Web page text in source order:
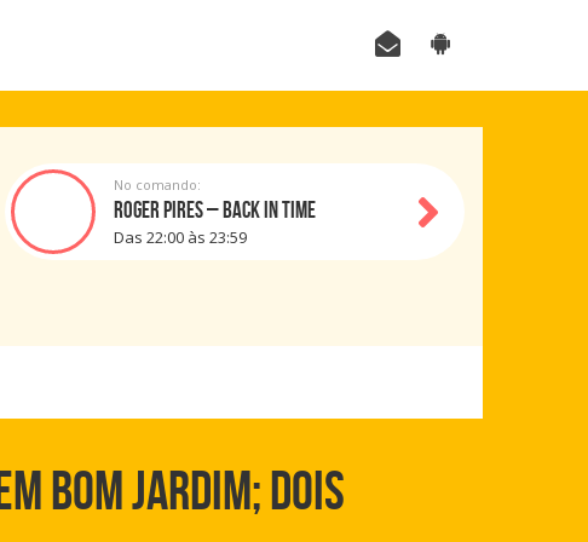
No comando:
ROGER PIRES – BACK IN TIME
Das 22:00 às 23:59
BOM JARDIM; DOIS